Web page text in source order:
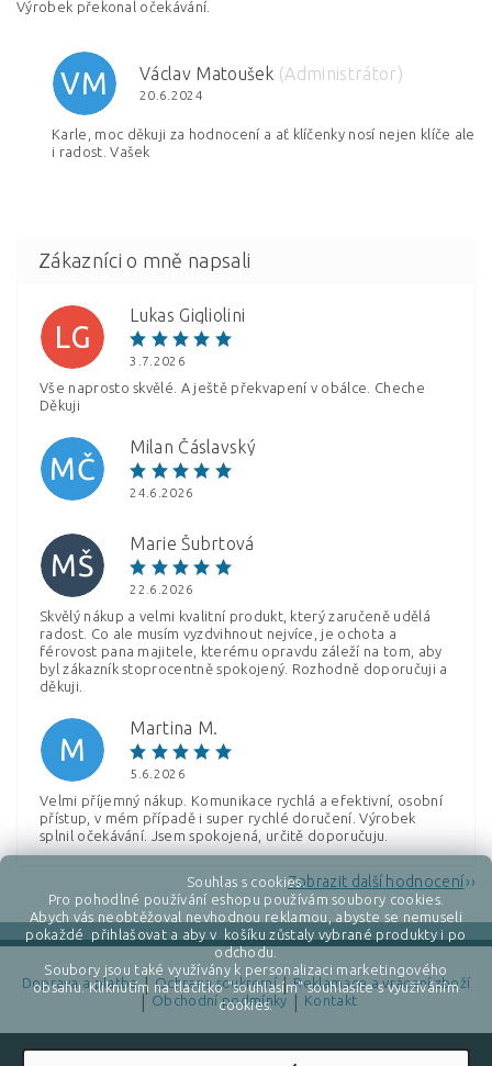
Výrobek překonal očekávání.
VM Václav Matoušek (Administrátor)
20.6.2024
Karle, moc děkuji za hodnocení a ať klíčenky nosí nejen klíče ale
i radost. Vašek
LG
Lukas Gigliolini
3.7.2026
Vše naprosto skvělé. A ještě překvapení v obálce. Cheche
Děkuji
MČ
Milan Čáslavský
24.6.2026
MŠ
Marie Šubrtová
22.6.2026
Skvělý nákup a velmi kvalitní produkt, který zaručeně udělá
radost. Co ale musím vyzdvihnout nejvíce, je ochota a
férovost pana majitele, kterému opravdu záleží na tom, aby
byl zákazník stoprocentně spokojený. Rozhodně doporučuji a
děkuji.
M
Martina M.
5.6.2026
Velmi příjemný nákup. Komunikace rychlá a efektivní, osobní
přístup, v mém případě i super rychlé doručení. Výrobek
splnil očekávání. Jsem spokojená, určitě doporučuju.
Zobrazit další hodnocení
Doprava a platba | Ochrana soukromí | Reklamace a vrácení zboží
Obchodní podmínky Kontakt
Souhlas s cookies.
Pro pohodlné používání eshopu používám soubory cookies.
Abych vás neobtěžoval nevhodnou reklamou, abyste se nemuseli
pokaždé přihlašovat a aby v košíku zůstaly vybrané produkty i po
odchodu.
Soubory jsou také využívány k personalizaci marketingového
obsahu. Kliknutím na tlačítko "souhlasím" souhlasíte s využíváním
cookies.